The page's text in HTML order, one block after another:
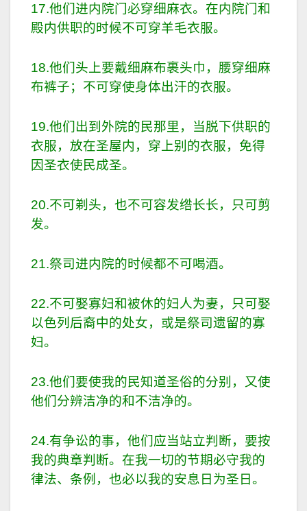
17.他们进内院门必穿细麻衣。在内院门和
殿内供职的时候不可穿羊毛衣服。
18.他们头上要戴细麻布裹头巾，腰穿细麻
布裤子；不可穿使身体出汗的衣服。
19.他们出到外院的民那里，当脱下供职的
衣服，放在圣屋内，穿上别的衣服，免得
因圣衣使民成圣。
20.不可剃头，也不可容发绺长长，只可剪
发。
21.祭司进内院的时候都不可喝酒。
22.不可娶寡妇和被休的妇人为妻，只可娶
以色列后裔中的处女，或是祭司遗留的寡
妇。
23.他们要使我的民知道圣俗的分别，又使
他们分辨洁净的和不洁净的。
24.有争讼的事，他们应当站立判断，要按
我的典章判断。在我一切的节期必守我的
律法、条例，也必以我的安息日为圣日。